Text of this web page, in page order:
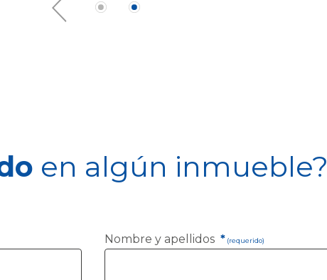
en algún inmueble?
Nombre y apellidos * (requerido)